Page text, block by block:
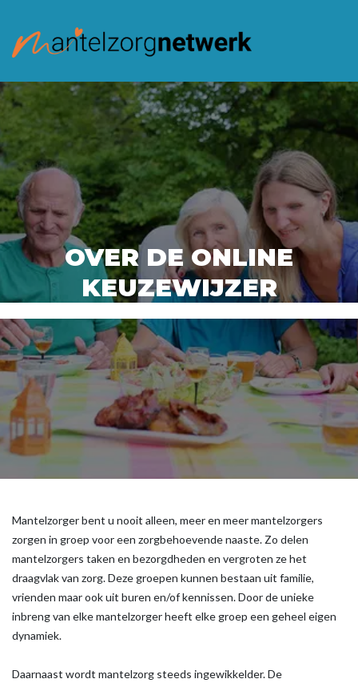
OVER DE ONLINE
KEUZEWIJZER
Mantelzorger bent u nooit alleen, meer en meer mantelzorgers
zorgen in groep voor een zorgbehoevende naaste. Zo delen
mantelzorgers taken en bezorgdheden en vergroten ze het
draagvlak van zorg. Deze groepen kunnen bestaan uit familie,
vrienden maar ook uit buren en/of kennissen. Door de unieke
inbreng van elke mantelzorger heeft elke groep een geheel eigen
dynamiek.
Daarnaast wordt mantelzorg steeds ingewikkelder. De